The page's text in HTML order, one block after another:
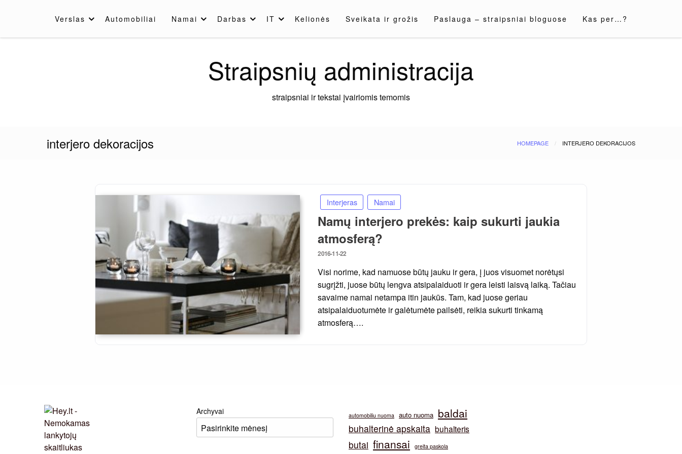
Verslas Automobiliai Namai Darbas IT Kelionės Sveikata ir grožis Paslauga – straipsniai bloguose Kas per…?
Straipsnių administracija
straipsniai ir tekstai įvairiomis temomis
interjero dekoracijos HOMEPAGE INTERJERO DEKORACIJOS
Interjeras Namai
Namų interjero prekės: kaip sukurti jaukia
atmosferą?
Posted
2016-11-22
Visi norime, kad namuose būtų jauku ir gera, į juos visuomet norėtųsi
sugrįžti, juose būtų lengva atsipalaiduoti ir gera leisti laisvą laiką. Tačiau
savaime namai netampa itin jaukūs. Tam, kad juose geriau
atsipalaiduotumėte ir galėtumėte pailsėti, reikia sukurti tinkamą
atmosferą….
Archyvai automobiliu nuoma auto nuoma baldai
buhalterinė apskaita buhalteris
butai finansai greita paskola